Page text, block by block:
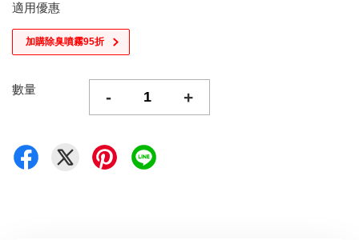
適用優惠
加購除臭噴霧95折
數量 - +